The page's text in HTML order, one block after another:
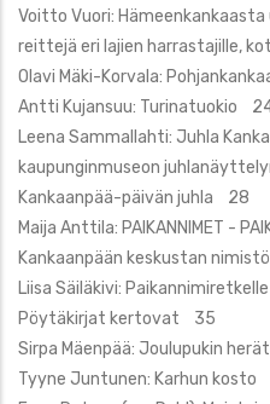
Voitto Vuori:
reittejä eri lajien harrastajille,
Olavi Mäki-Korvala:
Antti Kujansuu: Turinatuokio
Leena Sammallahti: Juhla
kaupunginmuseon
Kankaanpää-päivän juhla 28
Maija Anttila: PAIKANNIMET -
Kankaanpään keskustan
Liisa Säiläkivi:
Pöytäkirjat kertovat 35
Sirpa Mäenpää: Joulupukin
Tyyne Juntunen: Karhun kosto